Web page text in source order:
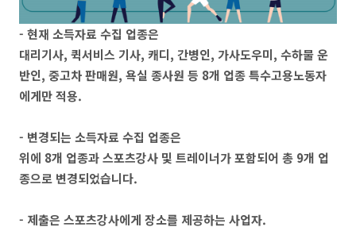
- 현재 소득자료 수집 업종은
대리기사, 퀵서비스 기사, 캐디, 간병인, 가사도우미, 수하물 운
반인, 중고차 판매원, 욕실 종사원 등 8개 업종 특수고용노동자
에게만 적용.
- 변경되는 소득자료 수집 업종은
위에 8개 업종과 스포츠강사 및 트레이너가 포함되어 총 9개 업
종으로 변경되었습니다.
- 제출은 스포츠강사에게 장소를 제공하는 사업자.